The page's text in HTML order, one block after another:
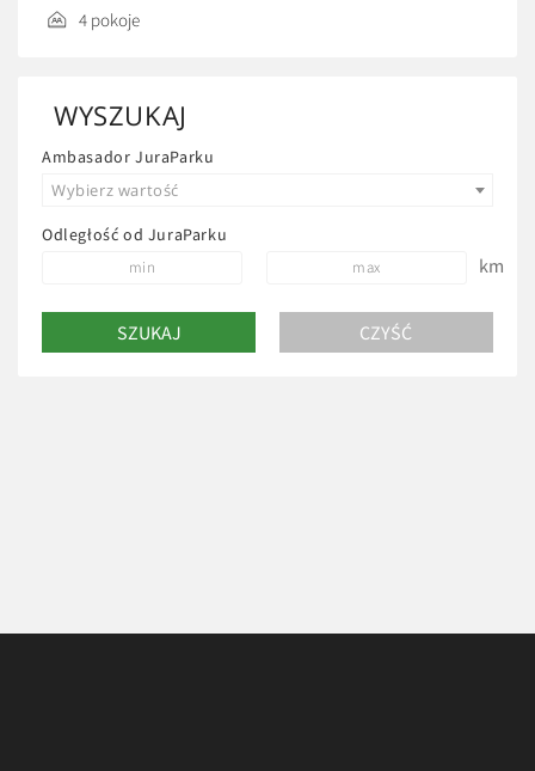
parterze znajduje się przeszklony salon z nowoczesnym
4 pokoje
WYSZUKAJ
Ambasador JuraParku
Wybierz wartość
Odległość od JuraParku
km